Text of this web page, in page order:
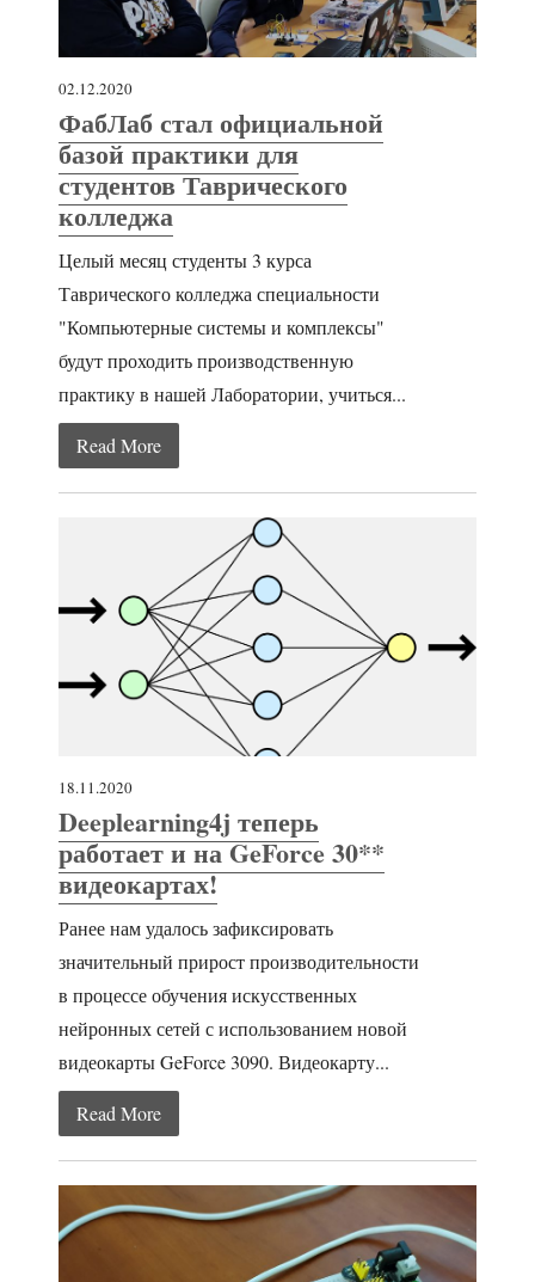
02.12.2020
ФабЛаб стал официальной
базой практики для
студентов Таврического
колледжа
Целый месяц студенты 3 курса
Таврического колледжа специальности
"Компьютерные системы и комплексы"
будут проходить производственную
практику в нашей Лаборатории, учиться...
Read More
18.11.2020
Deeplearning4j теперь
работает и на GeForce 30**
видеокартах!
Ранее нам удалось зафиксировать
значительный прирост производительности
в процессе обучения искусственных
нейронных сетей с использованием новой
видеокарты GeForce 3090. Видеокарту...
Read More